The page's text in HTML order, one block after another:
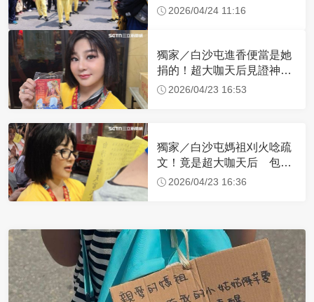
倍」 醫曝原因
2026/04/24 11:16
獨家／白沙屯進香便當是她
捐的！超大咖天后見證神
蹟 一靠近媽祖就爆哭
2026/04/23 16:53
獨家／白沙屯媽祖刈火唸疏
文！竟是超大咖天后 包尿
布忍尿5小時不喊累
2026/04/23 16:36